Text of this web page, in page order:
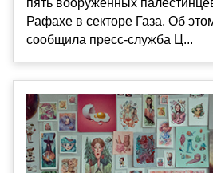
пять вооруженных
Рафахе в секторе Газа. Об
сообщила пресс-служба Ц...